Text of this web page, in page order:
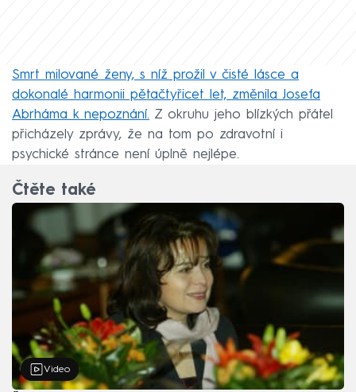
Smrt milované ženy, s níž prožil v čisté lásce a
dokonalé harmonii pětačtyřicet let, změnila Josefa
Abrháma k nepoznání. Z okruhu jeho blízkých přátel
přicházely zprávy, že na tom po zdravotní i
psychické stránce není úplně nejlépe.
Čtěte také
Video